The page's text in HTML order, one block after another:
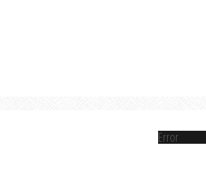
Error